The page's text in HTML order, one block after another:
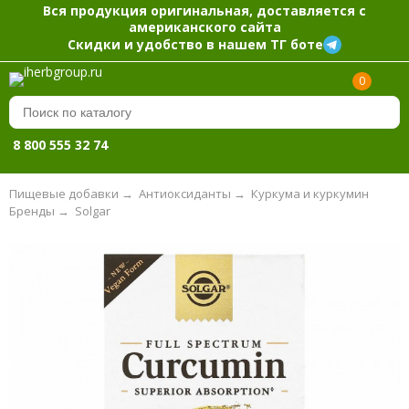
Вся продукция оригинальная, доставляется с
американского сайта
Скидки и удобство в нашем ТГ боте
0
8 800 555 32 74
Пищевые добавки → Антиоксиданты → Куркума и куркумин
Solgar
Бренды →